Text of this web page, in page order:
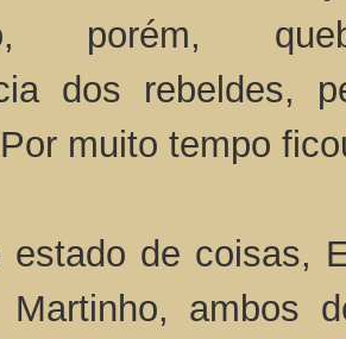
porém,
dos rebeldes,
muito tempo
de coisas,
ambos